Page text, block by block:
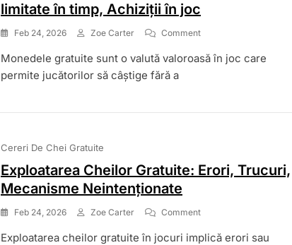
limitate în timp, Achiziții în joc
Feb 24, 2026 Zoe Carter CommentOn
Gratuite:
Limitate
În
Joc
Monedele gratuite sunt o valută valoroasă în joc care
permite jucătorilor să câștige fără a
Cereri De Chei Gratuite
Exploatarea Cheilor Gratuite: Erori, Trucuri,
Mecanisme Neintenționate
Feb 24, 2026 Zoe Carter CommentOn
Cheilor
Exploatarea cheilor gratuite în jocuri implică erori sau